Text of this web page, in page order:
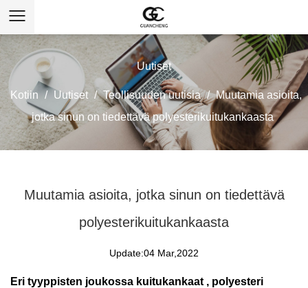
Uutiset
Kotiin / Uutiset / Teollisuuden uutisia / Muutamia asioita,
jotka sinun on tiedettävä polyesterikuitukankaasta
Muutamia asioita, jotka sinun on tiedettävä
polyesterikuitukankaasta
Update:04 Mar,2022
Eri tyyppisten joukossa kuitukankaat , polyesteri